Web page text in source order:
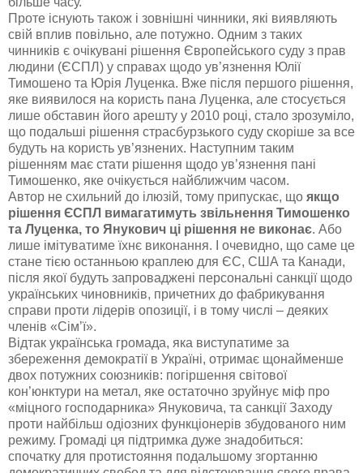
Проте існують також і зовнішні чинники, які виявляють
свій вплив повільно, але потужно. Одним з таких
чинників є очікувані рішення Європейського суду з прав
людини (ЄСПЛ) у справах щодо ув’язнення Юлії
Тимошено та Юрія Луценка. Вже після першого рішення,
яке виявилося на користь пана Луценка, але стосується
лише обставин його арешту у 2010 році, стало зрозуміло,
що подальші рішення страсбурзького суду скоріше за все
будуть на користь ув’язнених. Наступним таким
рішенням має стати рішення щодо ув’язнення пані
Тимошенко, яке очікується найближчим часом.
Автор не схильний до ілюзій, тому припускає, що якщо
рішення ЄСПЛ вимагатимуть звільнення Тимошенко
та Луценка, то Янукович ці рішення не виконає. Або
лише імітуватиме їхнє виконання. І очевидно, що саме це
стане тією останньою краплею для ЄС, США та Канади,
після якої будуть запроваджені персональні санкції щодо
українських чиновників, причетних до фабрикування
справи проти лідерів опозиції, і в тому числі – деяких
членів «Сім’ї».
Відтак українська громада, яка виступатиме за
збереження демократії в Україні, отримає щонайменше
двох потужних союзників: погіршення світової
кон’юнктури на метал, яке остаточно зруйнує міф про
«міцного господарника» Януковича, та санкції Заходу
проти найбільш одіозних функціонерів збудованого ним
режиму. Громаді ця підтримка дуже знадобиться:
спочатку для протистояння подальшому згортанню